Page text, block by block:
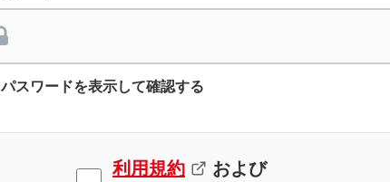
パスワードを表示して確認する
利用規約
および